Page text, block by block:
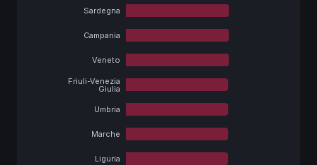
Sardegna
Campania
Veneto
Friuli-Venezia
Giulia
Umbria
Marche
Liguria